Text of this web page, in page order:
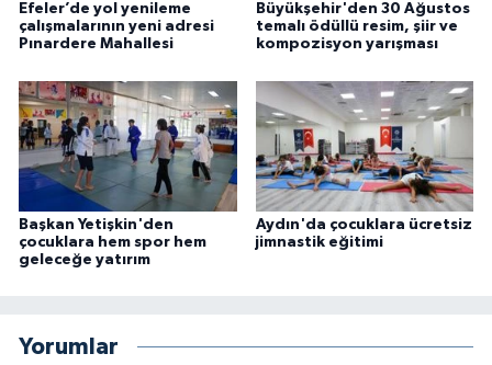
Efeler’de yol yenileme
çalışmalarının yeni adresi
Pınardere Mahallesi
Büyükşehir'den 30 Ağustos
temalı ödüllü resim, şiir ve
kompozisyon yarışması
Başkan Yetişkin'den
çocuklara hem spor hem
geleceğe yatırım
Aydın'da çocuklara ücretsiz
jimnastik eğitimi
Yorumlar